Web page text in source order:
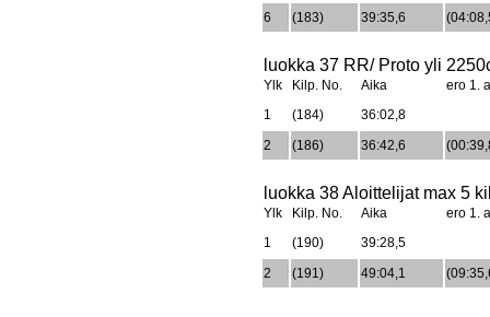
6
(183) 39:35,6
luokka 37 RR/ Proto yli
Ylk Kilp. No. Aika
ero 1.
1
(184)
36:02,8
2
(186) 36:42,6
luokka 38 Aloittelijat max 5
Ylk Kilp. No. Aika
ero 1.
1
(190)
39:28,5
2
(191) 49:04,1